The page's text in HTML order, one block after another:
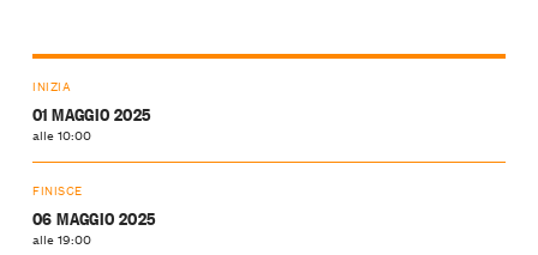
INIZIA
01 MAGGIO 2025
alle 10:00
FINISCE
06 MAGGIO 2025
alle 19:00